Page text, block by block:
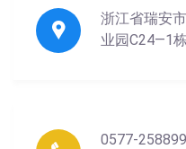
浙江省瑞安
业园C24—1栋
0577-